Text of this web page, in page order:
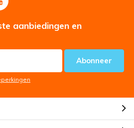
aanbiedingen en
Abonneer